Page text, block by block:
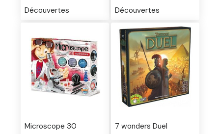
Découvertes
Découvertes
Microscope 30
7 wonders Duel